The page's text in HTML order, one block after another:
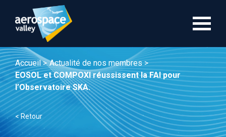
contenu
Accueil > Actualité de nos membres >
EOSOL et COMPOXI réussissent la FAI pour
l’Observatoire SKA.
< Retour